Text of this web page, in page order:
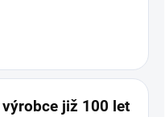
již 100 let